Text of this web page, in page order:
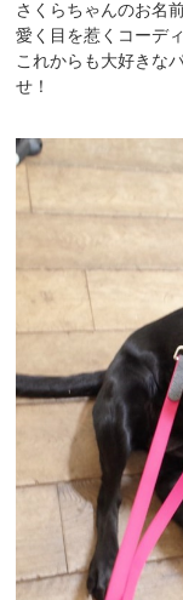
さくらちゃんのお名
愛く目を惹くコーデ
これからも大好きな
せ！